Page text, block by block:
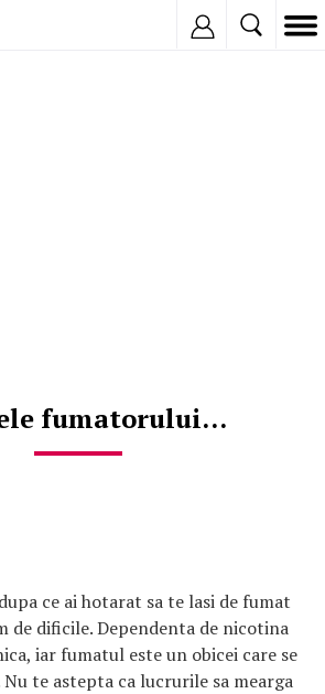
fumatorului...
ce ai hotarat sa te lasi de fumat
de dificile. Dependenta de nicotina
iar fumatul este un obicei care se
te astepta ca lucrurile sa mearga